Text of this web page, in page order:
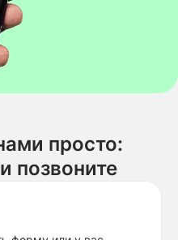
просто:
позвоните